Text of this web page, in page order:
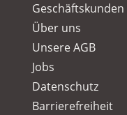
Geschäftskunden
Über uns
Unsere AGB
Jobs
Datenschutz
Barrierefreiheit